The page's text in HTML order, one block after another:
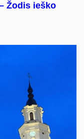
Žodis ieško